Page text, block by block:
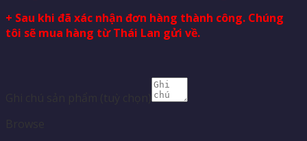
+ Sau khi đã xác nhận đơn hàng thành công. Chúng
tôi sẽ mua hàng từ Thái Lan gửi về.